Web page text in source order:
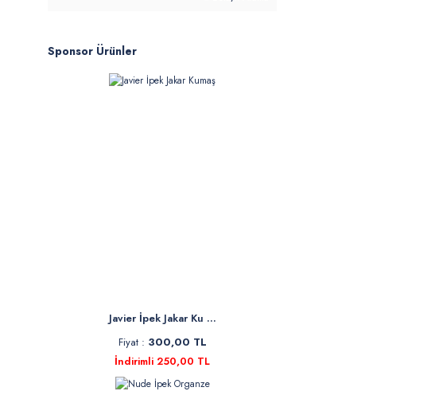
Sponsor Ürünler
Javier İpek Jakar Ku ...
Fiyat : 300,00 TL
İndirimli 250,00 TL